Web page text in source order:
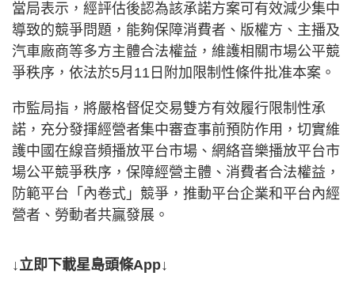
當局表示，經評估後認為該承諾方案可有效減少集中
導致的競爭問題，能夠保障消費者、版權方、主播及
汽車廠商等多方主體合法權益，維護相關市場公平競
爭秩序，依法於5月11日附加限制性條件批准本案。
市監局指，將嚴格督促交易雙方有效履行限制性承
諾，充分發揮經營者集中審查事前預防作用，切實維
護中國在線音頻播放平台市場、網絡音樂播放平台市
場公平競爭秩序，保障經營主體、消費者合法權益，
防範平台「內卷式」競爭，推動平台企業和平台內經
營者、勞動者共贏發展‌。
↓立即下載星島頭條App↓